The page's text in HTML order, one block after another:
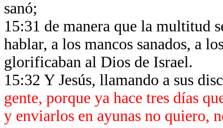
sanó;
15:31 de manera que la multitud
hablar, a los mancos sanados, a
glorificaban al Dios de Israel.
15:32 Y Jesús, llamando a sus
gente, porque ya hace tres días
y enviarlos en ayunas no quiero,